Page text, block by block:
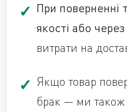
При поверненні
якості або
витрати на
Якщо товар
брак — ми також